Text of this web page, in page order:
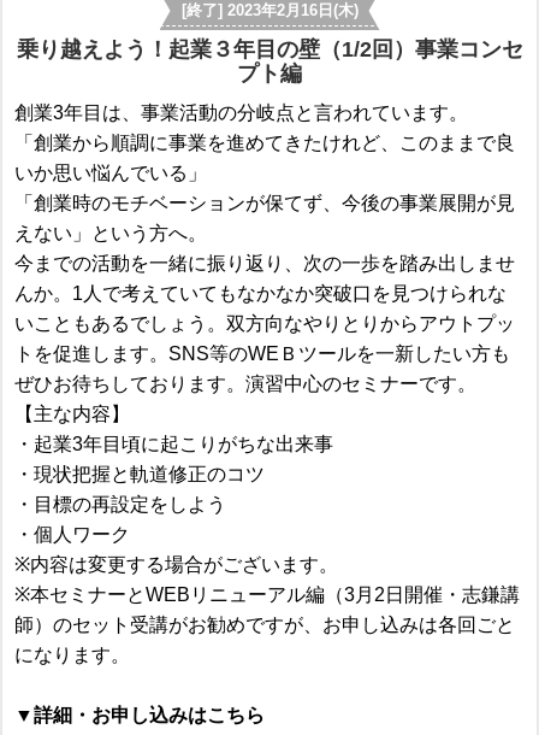
[終了] 2023年2月16日(木)
乗り越えよう！起業３年目の壁（1/2回）事業コンセ
プト編
創業3年目は、事業活動の分岐点と言われています。
「創業から順調に事業を進めてきたけれど、このままで良
いか思い悩んでいる」
「創業時のモチベーションが保てず、今後の事業展開が見
えない」という方へ。
今までの活動を一緒に振り返り、次の一歩を踏み出しませ
んか。1人で考えていてもなかなか突破口を見つけられな
いこともあるでしょう。双方向なやりとりからアウトプッ
トを促進します。SNS等のWEＢツールを一新したい方も
ぜひお待ちしております。演習中心のセミナーです。
【主な内容】
・起業3年目頃に起こりがちな出来事
・現状把握と軌道修正のコツ
・目標の再設定をしよう
・個人ワーク
※内容は変更する場合がございます。
※本セミナーとWEBリニューアル編（3月2日開催・志鎌講
師）のセット受講がお勧めですが、お申し込みは各回ごと
になります。
▼詳細・お申し込みはこちら